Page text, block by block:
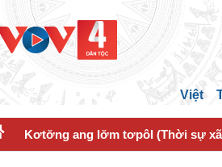
Việt
Kơtơ̆ng ang lơ̆m tơpôl (Thời sự